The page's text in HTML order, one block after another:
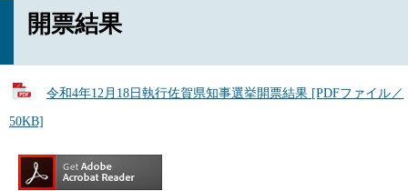
開票結果
令和4年12月18日執行佐賀県知事選挙開票結果 [PDFファイル／
50KB]